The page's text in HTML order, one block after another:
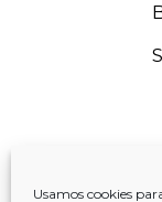
Usamos cookies